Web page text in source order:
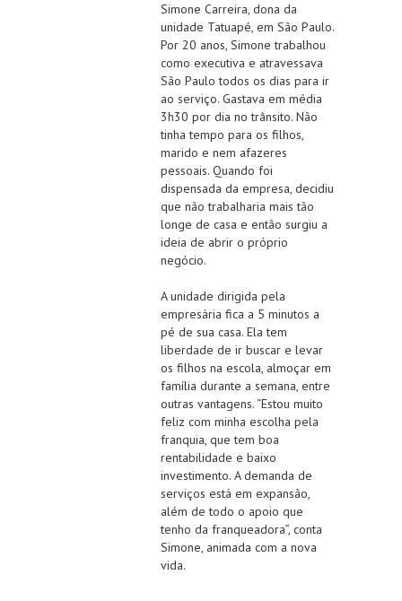
Simone Carreira, dona da
unidade Tatuapé, em São Paulo.
Por 20 anos, Simone trabalhou
como executiva e atravessava
São Paulo todos os dias para ir
ao serviço. Gastava em média
3h30 por dia no trânsito. Não
tinha tempo para os filhos,
marido e nem afazeres
pessoais. Quando foi
dispensada da empresa, decidiu
que não trabalharia mais tão
longe de casa e então surgiu a
ideia de abrir o próprio
negócio.
A unidade dirigida pela
empresária fica a 5 minutos a
pé de sua casa. Ela tem
liberdade de ir buscar e levar
os filhos na escola, almoçar em
família durante a semana, entre
outras vantagens. “Estou muito
feliz com minha escolha pela
franquia, que tem boa
rentabilidade e baixo
investimento. A demanda de
serviços está em expansão,
além de todo o apoio que
tenho da franqueadora”, conta
Simone, animada com a nova
vida.